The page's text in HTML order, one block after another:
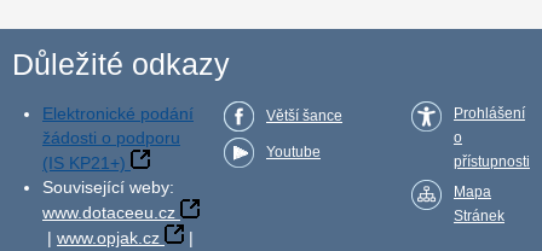
Důležité odkazy
Elektronické podání
žádosti o podporu
(IS KP21+)
Související weby:
www.dotaceeu.cz
| www.opjak.cz
|
Větší šance
Youtube
Prohlášení
o
přístupnosti
Mapa
Stránek